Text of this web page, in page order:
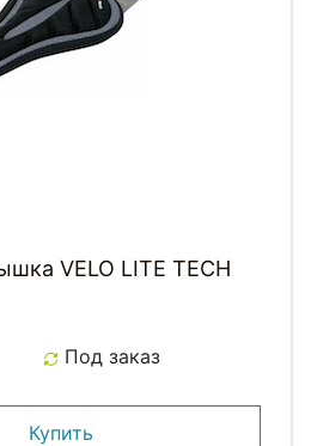
Седельная покрышка VELO LITE TECH
Под заказ
Купить